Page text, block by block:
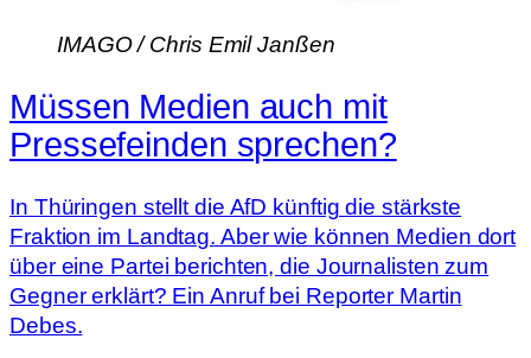
IMAGO / Chris Emil Janßen
Müssen Medien auch mit
Pressefeinden sprechen?
In Thüringen stellt die AfD künftig die stärkste
Fraktion im Landtag. Aber wie können Medien dort
über eine Partei berichten, die Journalisten zum
Gegner erklärt? Ein Anruf bei Reporter Martin
Debes.